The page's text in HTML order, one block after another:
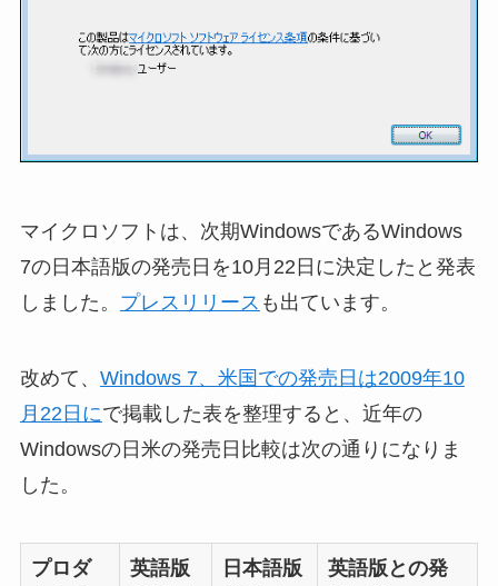
マイクロソフトは、次期WindowsであるWindows
7の日本語版の発売日を10月22日に決定したと発表
しました。 プレスリリース も出ています。
改めて、 Windows 7、米国での発売日は2009年10
月22日にで掲載した表を整理すると、近年の
Windowsの日米の発売日比較は次の通りになりま
した。
プロダ
英語版
日本語版
英語版との発